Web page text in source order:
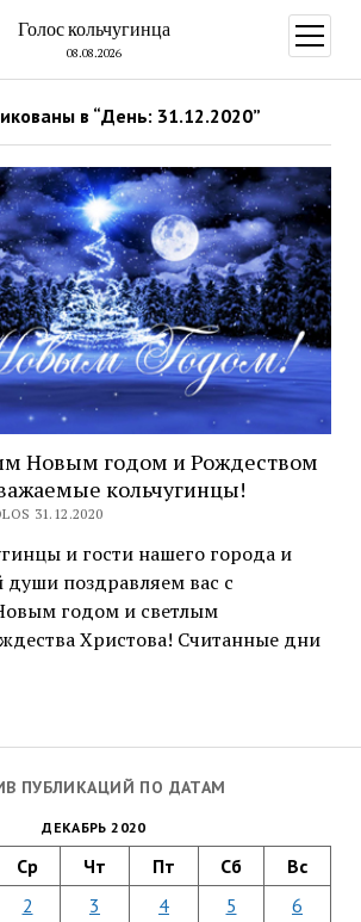
Голос кольчугинца
08.08.2026
меню
ПУБЛИКАЦИЙ ПО ДАТАМ
ДЕКАБРЬ 2020
Ср Чт Пт Сб Вс
2 3 4 5
6
в “День: 31.12.2020”
Новым годом и Рождеством
кольчугинцы!
31.12.2020
и гости нашего города и
души поздравляем вас с
годом и светлым
Христова! Считанные дни